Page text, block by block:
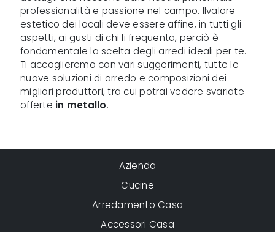
professionalità e passione nel campo. Ilvalore
estetico dei locali deve essere affine, in tutti gli
aspetti, ai gusti di chi li frequenta, perciò è
fondamentale la scelta degli arredi ideali per te.
Ti accoglieremo con vari suggerimenti, tutte le
nuove soluzioni di arredo e composizioni dei
migliori produttori, tra cui potrai vedere svariate
offerte in metallo.
Azienda
Cucine
Arredamento Casa
Accessori Casa